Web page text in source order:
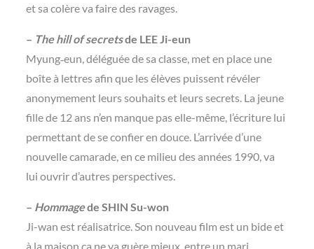
et sa colère va faire des ravages.
– The hill of secretsde LEE Ji-eun
Myung‑eun, déléguée de sa classe, met en place une
boîte à lettres afin que les élèves puissent révéler
anonymement leurs souhaits et leurs secrets. La jeune
fille de 12 ans n’en manque pas elle-même, l’écriture lui
permettant de se confier en douce. L’arrivée d’une
nouvelle camarade, en ce milieu des années 1990, va
lui ouvrir d’autres perspectives.
– Hommagede SHIN Su-won
Ji-wan est réalisatrice. Son nouveau film est un bide et
à la maison ça ne va guère mieux, entre un mari